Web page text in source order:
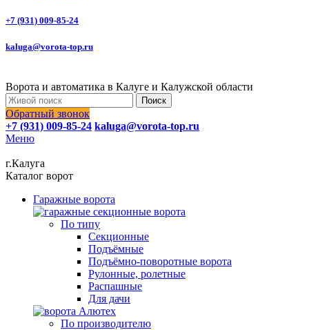
+7 (931) 009-85-24
kaluga@vorota-top.ru
Ворота и автоматика в Калуге и Калужской области
Поиск
Обратный звонок
+7 (931) 009-85-24 kaluga@vorota-top.ru
Меню
г.Калуга
Каталог ворот
Гаражные ворота
По типу
Секционные
Подъёмные
Подъёмно-поворотные ворота
Рулонные, ролетные
Распашные
Для дачи
По производителю